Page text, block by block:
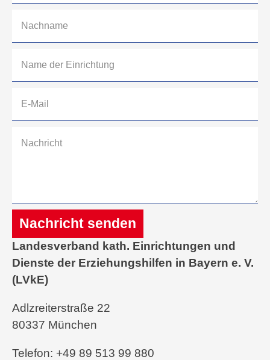
Nachricht senden
Alternative:
Landesverband kath. Einrichtungen und
Dienste der Erziehungshilfen in Bayern e. V.
(LVkE)
Adlzreiterstraße 22
80337 München
Telefon: +49 89 513 99 880